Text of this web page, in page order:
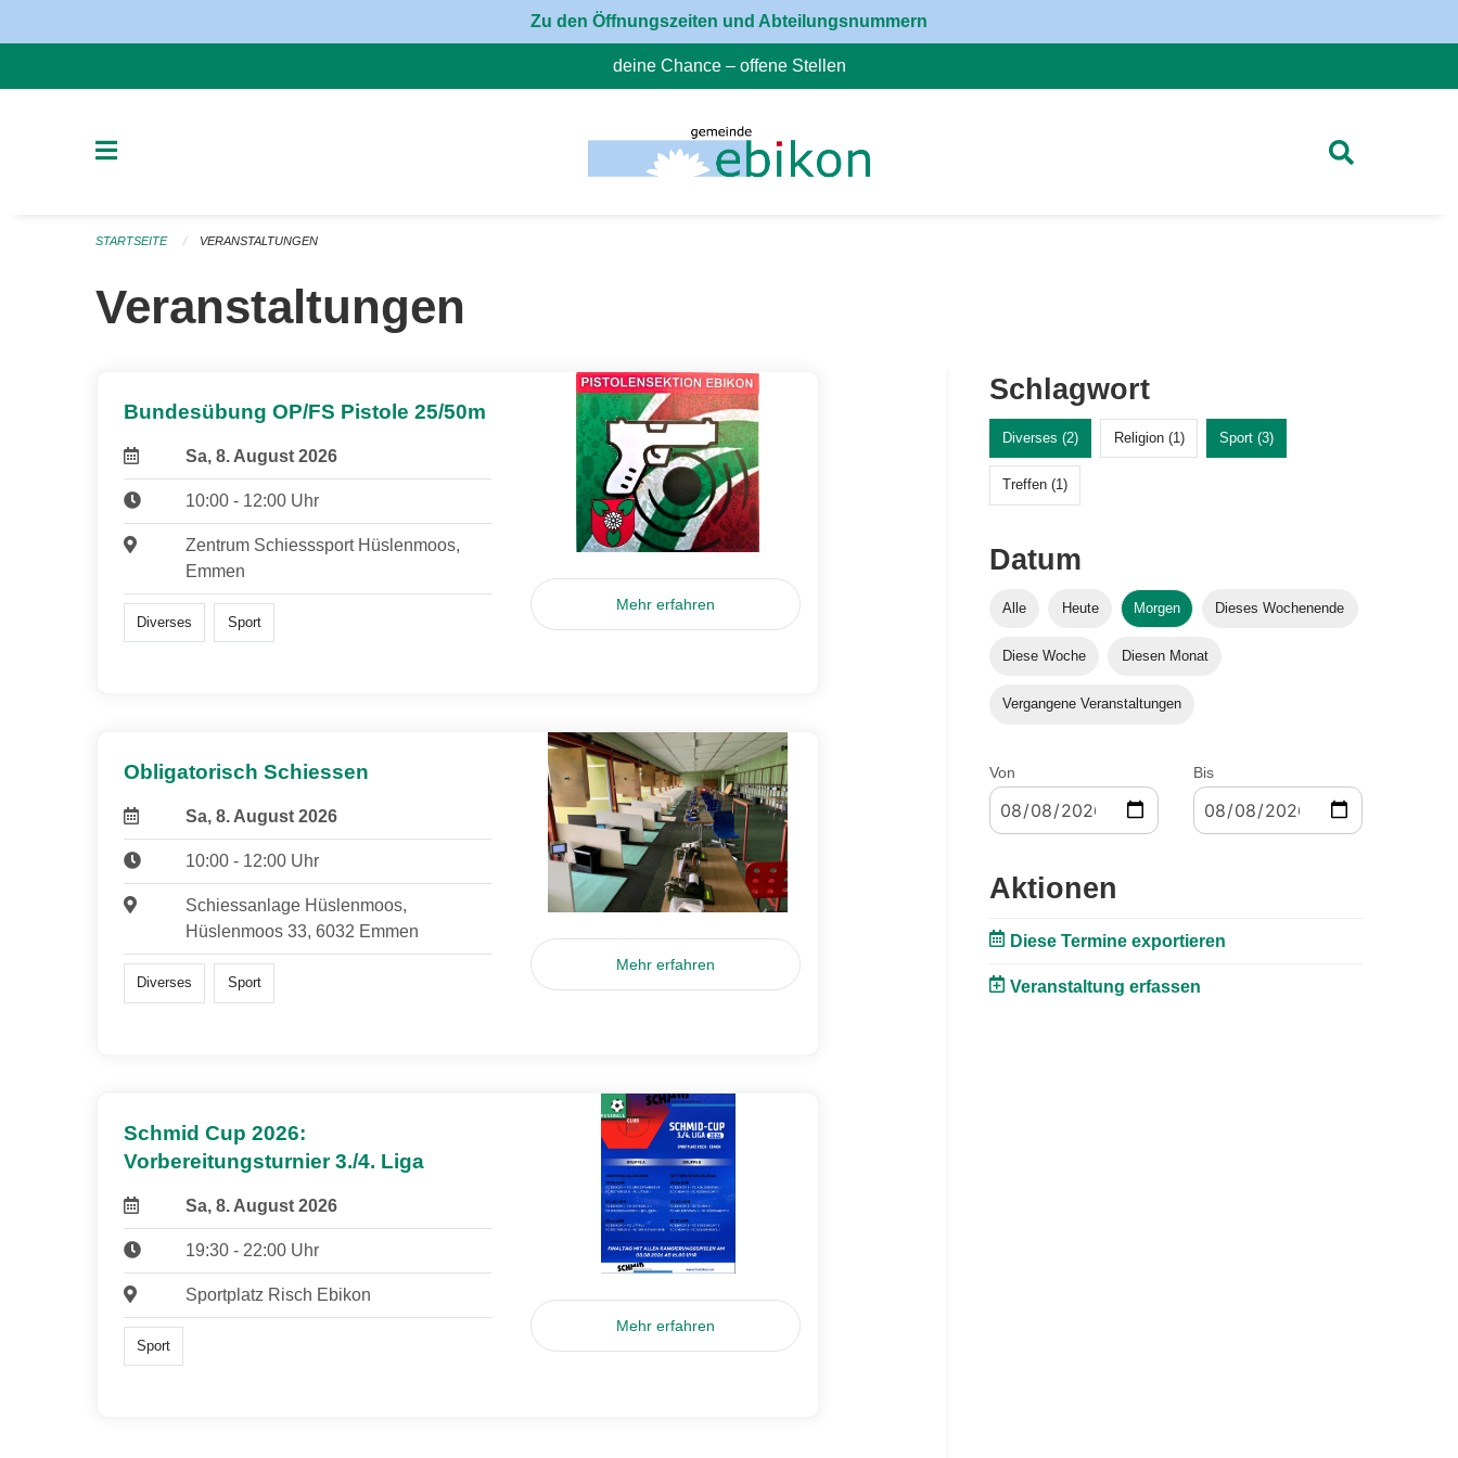
Zu den Öffnungszeiten und Abteilungsnummern
deine Chance – offene Stellen
STARTSEITE VERANSTALTUNGEN
Veranstaltungen
Bundesübung OP/FS Pistole 25/50m
Sa, 8. August 2026
10:00 - 12:00 Uhr
Zentrum Schiesssport Hüslenmoos,
Emmen
Diverses Sport
Mehr erfahren
Obligatorisch Schiessen
Sa, 8. August 2026
10:00 - 12:00 Uhr
Schiessanlage Hüslenmoos,
Hüslenmoos 33, 6032 Emmen
Diverses Sport
Mehr erfahren
Schmid Cup 2026:
Vorbereitungsturnier 3./4. Liga
Sa, 8. August 2026
19:30 - 22:00 Uhr
Sportplatz Risch Ebikon
Sport
Mehr erfahren
Schlagwort
Diverses (2) Religion (1) Sport (3)
Treffen (1)
Datum
Alle Heute Morgen Dieses Wochenende
Diese Woche Diesen Monat
Vergangene Veranstaltungen
Von Bis
Aktionen
Diese Termine exportieren
Veranstaltung erfassen